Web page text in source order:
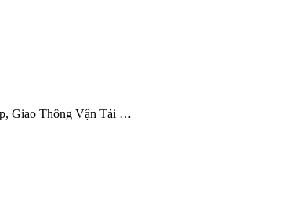
Giao Thông Vận Tải …